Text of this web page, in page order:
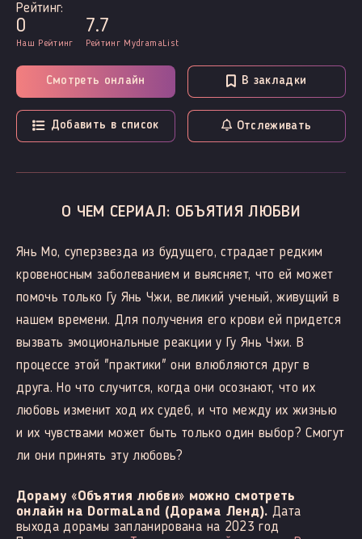
Рейтинг:
0
Наш Рейтинг
7.7
Рейтинг MydramaList
Смотреть онлайн В закладки
Добавить в список Отслеживать
О ЧЕМ СЕРИАЛ: ОБЪЯТИЯ ЛЮБВИ
Янь Мо, суперзвезда из будущего, страдает редким
кровеносным заболеванием и выясняет, что ей может
помочь только Гу Янь Чжи, великий ученый, живущий в
нашем времени. Для получения его крови ей придется
вызвать эмоциональные реакции у Гу Янь Чжи. В
процессе этой "практики" они влюбляются друг в
друга. Но что случится, когда они осознают, что их
любовь изменит ход их судеб, и что между их жизнью
и их чувствами может быть только один выбор? Смогут
ли они принять эту любовь?
Дораму «Объятия любви» можно смотреть
онлайн на DormaLand (Дорама Ленд). Дата
выхода дорамы запланирована на 2023 год